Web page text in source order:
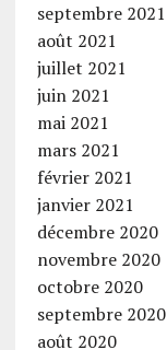
septembre 2021
août 2021
juillet 2021
juin 2021
mai 2021
mars 2021
février 2021
janvier 2021
décembre 2020
novembre 2020
octobre 2020
septembre 2020
août 2020